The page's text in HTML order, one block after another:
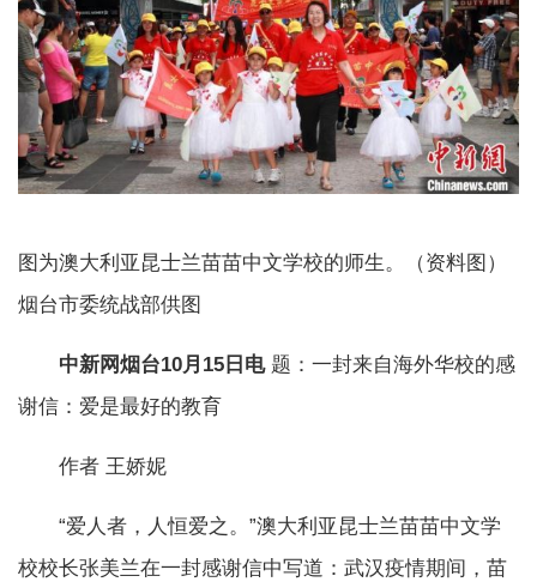
图为澳大利亚昆士兰苗苗中文学校的师生。（资料图）
烟台市委统战部供图
中新网烟台10月15日电题：一封来自海外华校的感
谢信：爱是最好的教育
作者 王娇妮
“爱人者，人恒爱之。”澳大利亚昆士兰苗苗中文学
校校长张美兰在一封感谢信中写道：武汉疫情期间，苗